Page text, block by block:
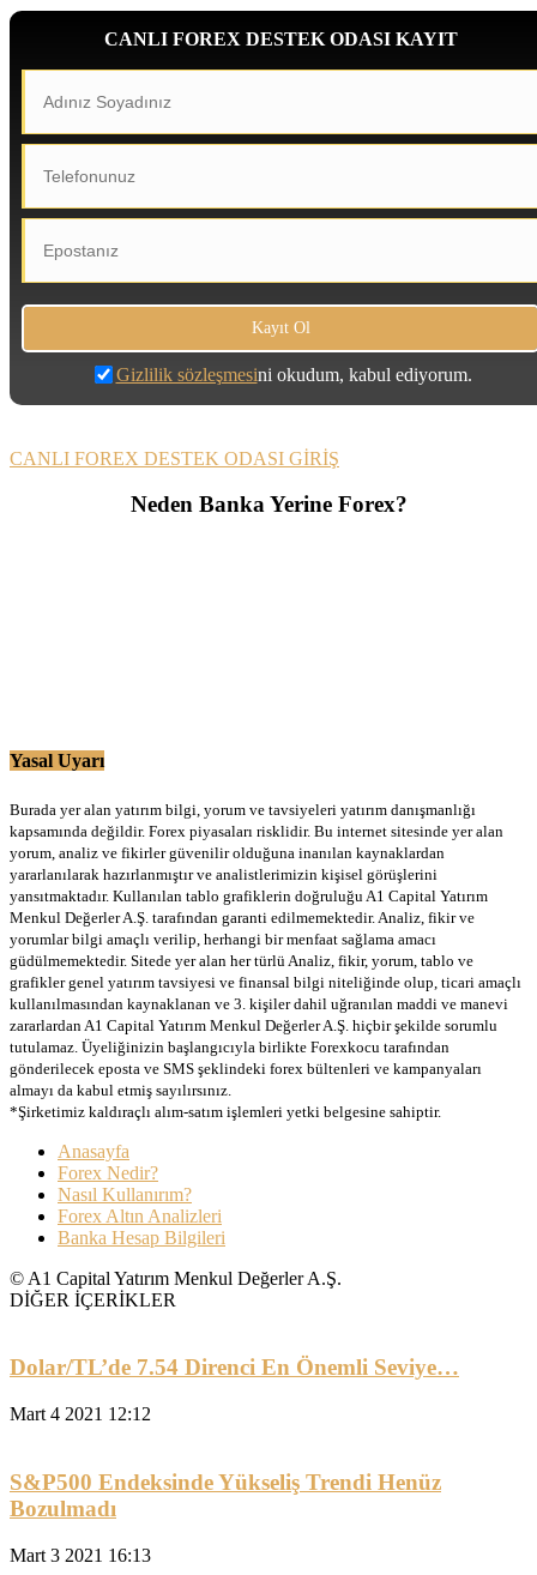
CANLI FOREX DESTEK ODASI KAYIT
Gizlilik sözleşmesini okudum, kabul ediyorum.
CANLI FOREX DESTEK ODASI GİRİŞ
Neden Banka Yerine Forex?
Yasal Uyarı
Burada yer alan yatırım bilgi, yorum ve tavsiyeleri yatırım danışmanlığı
kapsamında değildir. Forex piyasaları risklidir. Bu internet sitesinde yer alan
yorum, analiz ve fikirler güvenilir olduğuna inanılan kaynaklardan
yararlanılarak hazırlanmıştır ve analistlerimizin kişisel görüşlerini
yansıtmaktadır. Kullanılan tablo grafiklerin doğruluğu A1 Capital Yatırım
Menkul Değerler A.Ş. tarafından garanti edilmemektedir. Analiz, fikir ve
yorumlar bilgi amaçlı verilip, herhangi bir menfaat sağlama amacı
güdülmemektedir. Sitede yer alan her türlü Analiz, fikir, yorum, tablo ve
grafikler genel yatırım tavsiyesi ve finansal bilgi niteliğinde olup, ticari amaçlı
kullanılmasından kaynaklanan ve 3. kişiler dahil uğranılan maddi ve manevi
zararlardan A1 Capital Yatırım Menkul Değerler A.Ş. hiçbir şekilde sorumlu
tutulamaz. Üyeliğinizin başlangıcıyla birlikte Forexkocu tarafından
gönderilecek eposta ve SMS şeklindeki forex bültenleri ve kampanyaları
almayı da kabul etmiş sayılırsınız.
*Şirketimiz kaldıraçlı alım-satım işlemleri yetki belgesine sahiptir.
Anasayfa
Forex Nedir?
Nasıl Kullanırım?
Forex Altın Analizleri
Banka Hesap Bilgileri
© A1 Capital Yatırım Menkul Değerler A.Ş.
DİĞER İÇERİKLER
Dolar/TL’de 7.54 Direnci En Önemli Seviye…
Mart 4 2021 12:12
S&P500 Endeksinde Yükseliş Trendi Henüz
Bozulmadı
Mart 3 2021 16:13